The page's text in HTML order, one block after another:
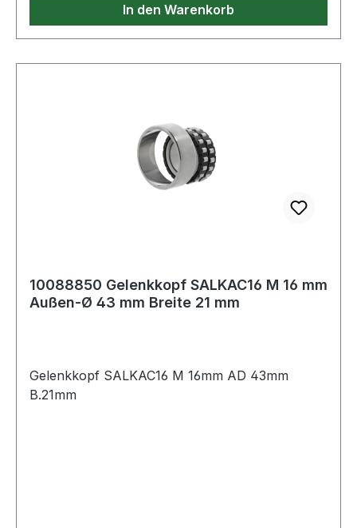
In den Warenkorb
10088850 Gelenkkopf SALKAC16 M 16 mm
Außen-Ø 43 mm Breite 21 mm
Gelenkkopf SALKAC16 M 16mm AD 43mm
B.21mm